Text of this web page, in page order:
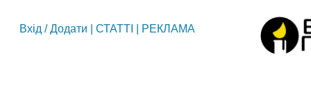
Вхід /Додати СТАТТІ РЕКЛАМА